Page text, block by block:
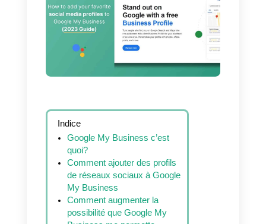
Google My
Business [Guide
2023]
Indice
Google My Business c’est